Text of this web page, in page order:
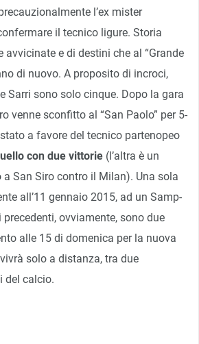
l’ex mister
il tecnico ligure. Storia
e di destini che al “Grande
di nuovo. A proposito di incroci,
Sarri sono solo cinque. Dopo la gara
venne sconfitto al “San Paolo” per 5-
a favore del tecnico partenopeo
con due vittorie (l’altra è un
San Siro contro il Milan). Una sola
all’11 gennaio 2015, ad un Samp-
ovviamente, sono due
alle 15 di domenica per la nuova
solo a distanza, tra due
del calcio.